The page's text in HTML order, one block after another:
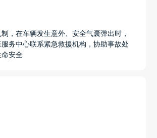
，在车辆发生意外、安全气囊弹出时，
务中心联系紧急救援机构，协助事故处
命安全